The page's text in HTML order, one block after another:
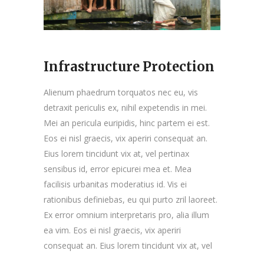
Infrastructure Protection
Alienum phaedrum torquatos nec eu, vis
detraxit periculis ex, nihil expetendis in mei.
Mei an pericula euripidis, hinc partem ei est.
Eos ei nisl graecis, vix aperiri consequat an.
Eius lorem tincidunt vix at, vel pertinax
sensibus id, error epicurei mea et. Mea
facilisis urbanitas moderatius id. Vis ei
rationibus definiebas, eu qui purto zril laoreet.
Ex error omnium interpretaris pro, alia illum
ea vim. Eos ei nisl graecis, vix aperiri
consequat an. Eius lorem tincidunt vix at, vel